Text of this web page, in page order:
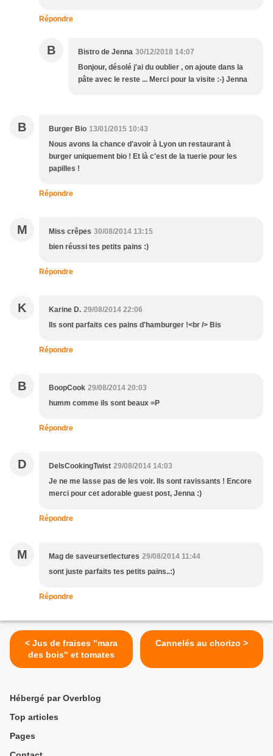
Répondre
B Bistro de Jenna 30/12/2018 14:07
Bonjour, désolé j'ai du oublier , on ajoute dans la
pâte avec le reste ... Merci pour la visite :-) Jenna
B Burger Bio 13/01/2015 10:43
Nous avons la chance d'avoir à Lyon un restaurant à
burger uniquement bio ! Et là c'est de la tuerie pour les
papilles !
Répondre
M Miss crêpes 30/08/2014 13:15
bien réussi tes petits pains :)
Répondre
K Karine D. 29/08/2014 22:06
Ils sont parfaits ces pains d'hamburger !<br /> Bis
Répondre
B BoopCook 29/08/2014 20:03
humm comme ils sont beaux =P
Répondre
D DelsCookingTwist 29/08/2014 14:03
Je ne me lasse pas de les voir. Ils sont ravissants ! Encore
merci pour cet adorable guest post, Jenna :)
Répondre
M Mag de saveursetlectures 29/08/2014 11:44
sont juste parfaits tes petits pains..:)
Répondre
< Jus de fraises "mara
des bois" et tomates
Cannelés au chorizo >
Hébergé par Overblog
Top articles
Pages